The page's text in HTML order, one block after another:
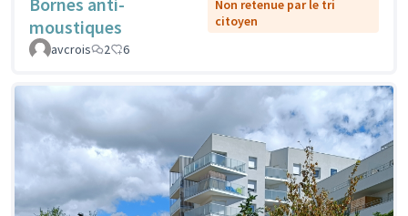
moustiques
Non retenue par le tri
citoyen
avcrois
2 6